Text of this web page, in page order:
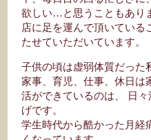
欲しい…と思うこともあり
店に足を運んで頂いている
たせていただいています。
子供の頃は虚弱体質だった
家事、育児、仕事、休日は
活ができているのは、 日
げです。
学生時代から酷かった月経